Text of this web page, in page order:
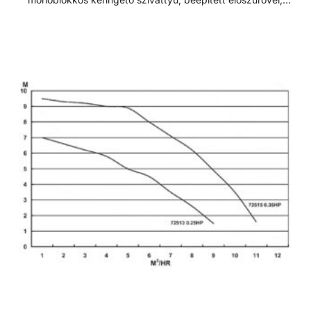
Működési tartomány: 5 m3/h H=10m - Tápfeszültség: 230
V